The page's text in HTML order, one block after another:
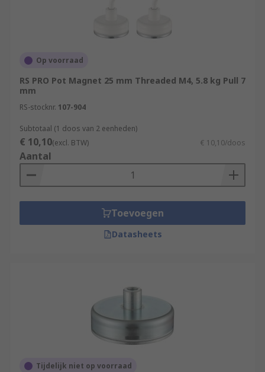
Op voorraad
RS PRO Pot Magnet 25 mm Threaded M4, 5.8 kg Pull 7
mm
RS-stocknr. 107-904
Subtotaal (1 doos van 2 eenheden)
€ 10,10(excl. BTW) € 10,10/doos
Aantal
Toevoegen
Datasheets
Tijdelijk niet op voorraad